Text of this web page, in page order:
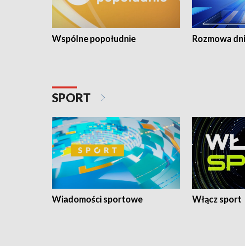
Wspólne popołudnie Rozmowa
SPORT
Wiadomości sportowe Włącz sport